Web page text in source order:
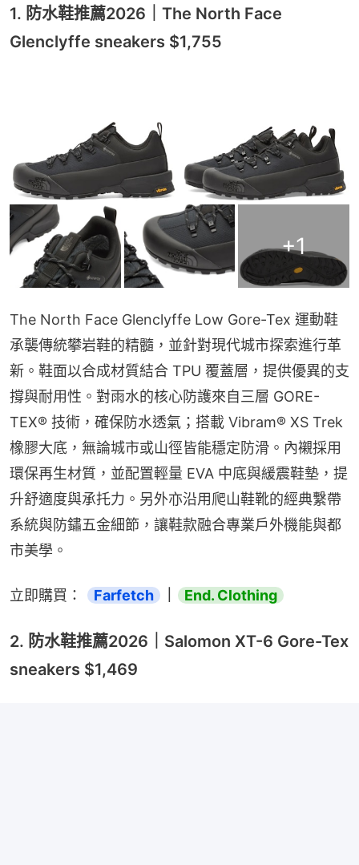
1. 防水鞋推薦2026｜The North Face
Glenclyffe sneakers $1,755
+1
The North Face Glenclyffe Low Gore-Tex 運動鞋
承襲傳統攀岩鞋的精髓，並針對現代城市探索進行革
新。鞋面以合成材質結合 TPU 覆蓋層，提供優異的支
撐與耐用性。對雨水的核心防護來自三層 GORE-
TEX® 技術，確保防水透氣；搭載 Vibram® XS Trek
橡膠大底，無論城市或山徑皆能穩定防滑。內襯採用
環保再生材質，並配置輕量 EVA 中底與緩震鞋墊，提
升舒適度與承托力。另外亦沿用爬山鞋靴的經典繫帶
系統與防鏽五金細節，讓鞋款融合專業戶外機能與都
市美學。
立即購買： Farfetch End. Clothing
2. 防水鞋推薦2026｜Salomon XT-6 Gore-Tex
sneakers $1,469